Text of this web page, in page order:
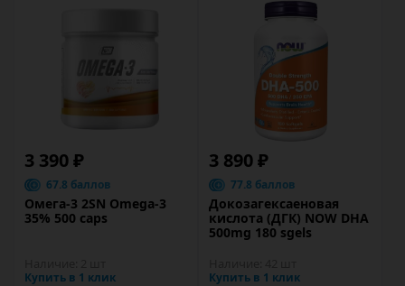
3 390 ₽
67.8 баллов
Омега-3 2SN Omega-3
35% 500 caps
Купить в 1 клик
3 890 ₽
77.8 баллов
Докозагексаеновая
кислота (ДГК) NOW DHA
500mg 180 sgels
Купить в 1 клик